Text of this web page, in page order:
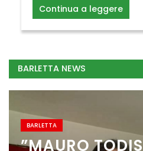
Continua a leggere
BARLETTA NEWS
BARLETTA
”MAURO